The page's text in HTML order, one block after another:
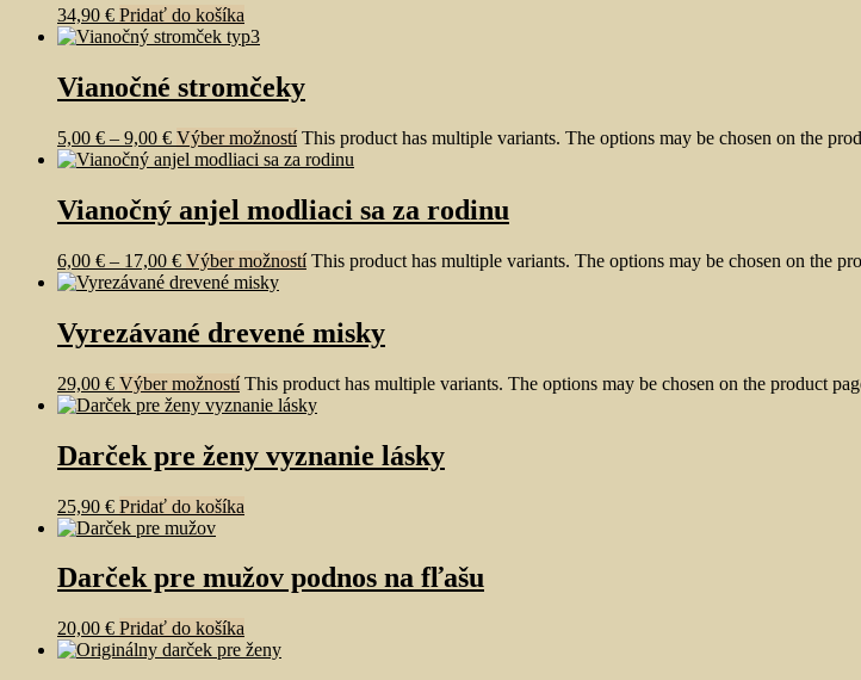
34,90 € Pridať do košíka
Vianočné stromčeky
5,00 € – 9,00 € Výber možností This product has multiple variants. The options may be chosen on the
Vianočný anjel modliaci sa za rodinu
6,00 € – 17,00 € Výber možností This product has multiple variants. The options may be chosen on the
Vyrezávané drevené misky
29,00 € Výber možností This product has multiple variants. The options may be chosen on the product
Darček pre ženy vyznanie lásky
25,90 € Pridať do košíka
Darček pre mužov podnos na fľašu
20,00 € Pridať do košíka